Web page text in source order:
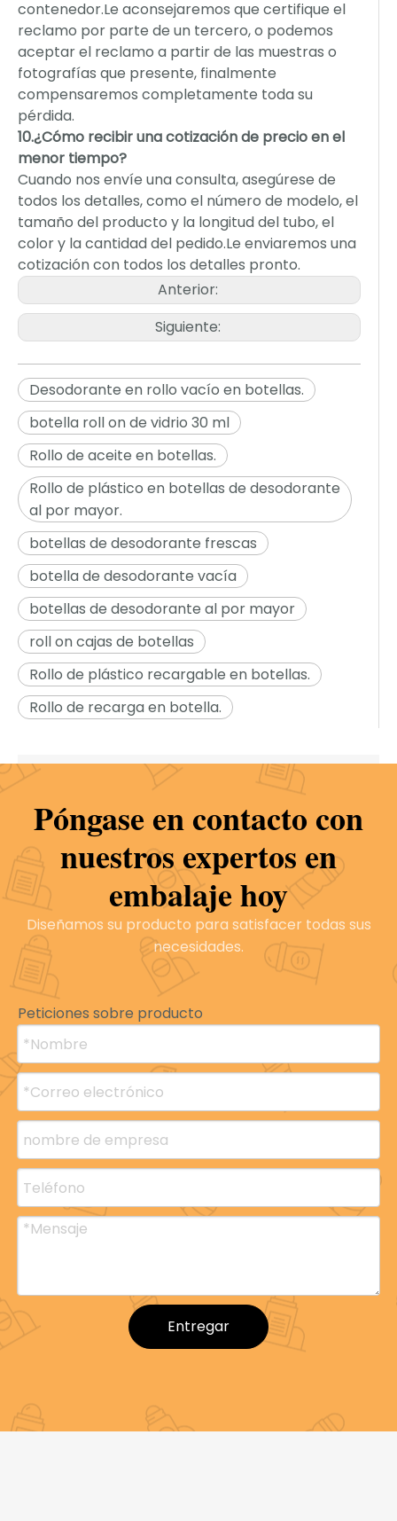
contenedor.Le aconsejaremos que certifique el
reclamo por parte de un tercero, o podemos
aceptar el reclamo a partir de las muestras o
fotografías que presente, finalmente
compensaremos completamente toda su
pérdida.
10.¿Cómo recibir una cotización de precio en el
menor tiempo?
Cuando nos envíe una consulta, asegúrese de
todos los detalles, como el número de modelo, el
tamaño del producto y la longitud del tubo, el
color y la cantidad del pedido.Le enviaremos una
cotización con todos los detalles pronto.
Anterior:
Siguiente:
Desodorante en rollo vacío en botellas.
botella roll on de vidrio 30 ml
Rollo de aceite en botellas.
Rollo de plástico en botellas de desodorante
al por mayor.
botellas de desodorante frescas
botella de desodorante vacía
botellas de desodorante al por mayor
roll on cajas de botellas
Rollo de plástico recargable en botellas.
Rollo de recarga en botella.
Productos relacionados
Noticias
Póngase en contacto con
nuestros expertos en
embalaje hoy
Diseñamos su producto para satisfacer todas sus
necesidades.
Peticiones sobre producto
Entregar